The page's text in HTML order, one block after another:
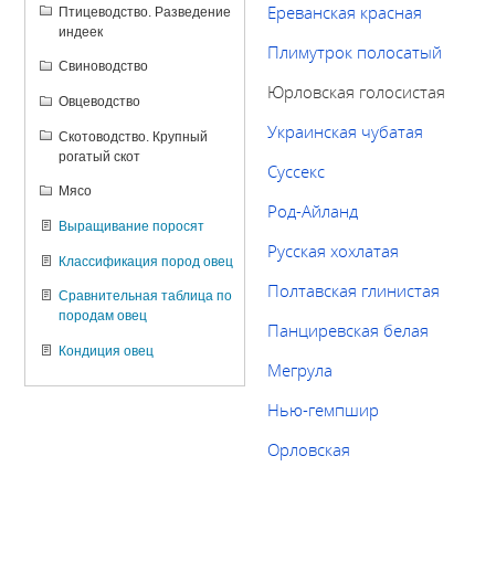
Птицеводство. Разведение
индеек
Свиноводство
Овцеводство
Скотоводство. Крупный
рогатый скот
Мясо
Выращивание поросят
Классификация пород овец
Сравнительная таблица по
породам овец
Кондиция овец
Eреванская красная
Плимутрок полосатый
Юрловская голосистая
Украинская чубатая
Суссекс
Род-Айланд
Русская хохлатая
Полтавская глинистая
Панциревская белая
Мегрула
Нью-гемпшир
Орловская